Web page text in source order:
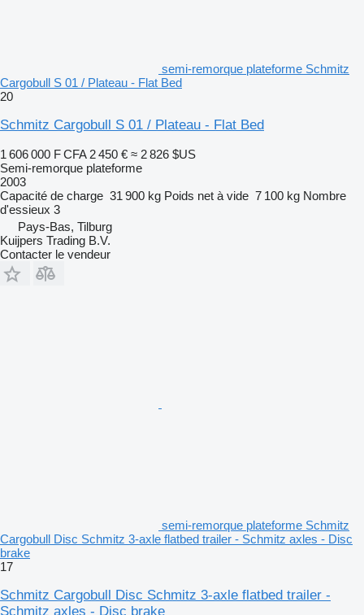
semi-remorque plateforme Schmitz
Cargobull S 01 / Plateau - Flat Bed
20
Schmitz Cargobull S 01 / Plateau - Flat Bed
1 606 000 F CFA 2 450 € ≈ 2 826 $US
Semi-remorque plateforme
2003
Capacité de charge 31 900 kg Poids net à vide 7 100 kg Nombre
d'essieux 3
Pays-Bas, Tilburg
Kuijpers Trading B.V.
Contacter le vendeur
semi-remorque plateforme Schmitz
Cargobull Disc Schmitz 3-axle flatbed trailer - Schmitz axles - Disc
brake
17
Schmitz Cargobull Disc Schmitz 3-axle flatbed trailer -
Schmitz axles - Disc brake